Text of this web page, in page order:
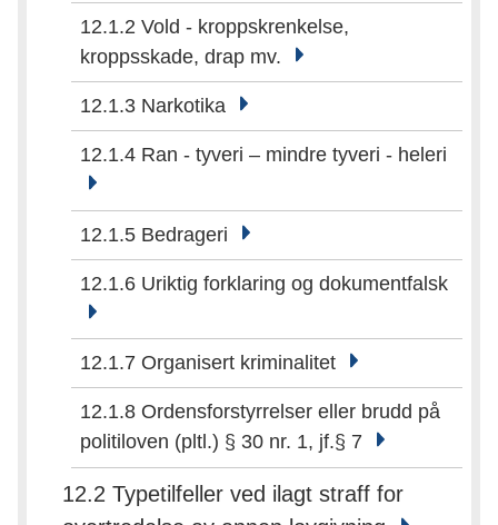
12.1.2 Vold - kroppskrenkelse,
kroppsskade, drap mv.
12.1.3 Narkotika
12.1.4 Ran - tyveri – mindre tyveri - heleri
12.1.5 Bedrageri
12.1.6 Uriktig forklaring og dokumentfalsk
12.1.7 Organisert kriminalitet
12.1.8 Ordensforstyrrelser eller brudd på
politiloven (pltl.) § 30 nr. 1, jf.§ 7
12.2 Typetilfeller ved ilagt straff for